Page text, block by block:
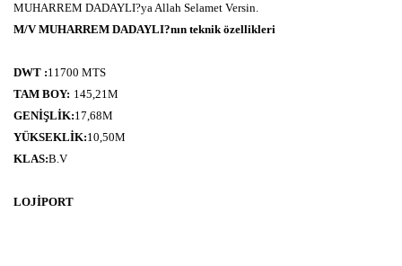
MUHARREM DADAYLI?ya Allah Selamet Versin.
M/V MUHARREM DADAYLI?nın teknik özellikleri
DWT :11700 MTS
TAM BOY: 145,21M
GENİŞLİK:17,68M
YÜKSEKLİK:10,50M
KLAS:B.V
LOJİPORT